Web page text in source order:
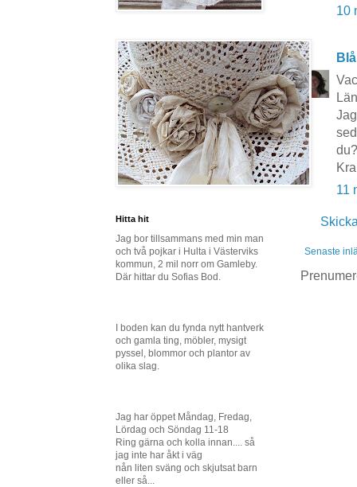
10
11
Senaste
Hitta hit
Jag bor tillsammans med min man
och två pojkar i Hulta i Västerviks
kommun, 2 mil norr om Gamleby.
Där hittar du Sofias Bod.
I boden kan du fynda nytt hantverk
och gamla ting, möbler, mysigt
pyssel, blommor och plantor av
olika slag.
Jag har öppet Måndag, Fredag,
Lördag och Söndag 11-18
Ring gärna och kolla innan.... så
jag inte har åkt i väg
nån liten sväng och skjutsat barn
eller så...